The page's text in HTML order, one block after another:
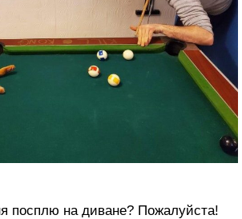
посплю на диване? Пожалуйста!